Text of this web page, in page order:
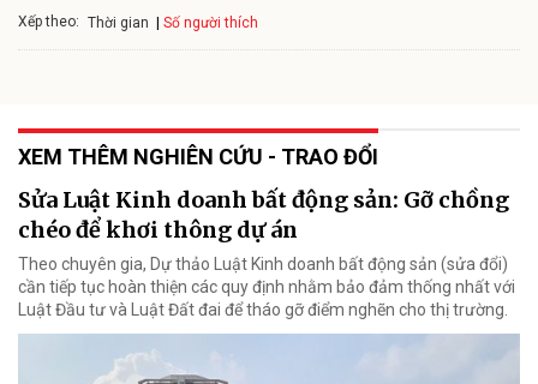
Xếp theo: Thời gian Số người thích
XEM THÊM NGHIÊN CỨU - TRAO ĐỔI
Sửa Luật Kinh doanh bất động sản: Gỡ chồng
chéo để khơi thông dự án
Theo chuyên gia, Dự thảo Luật Kinh doanh bất động sản (sửa đổi)
cần tiếp tục hoàn thiện các quy định nhằm bảo đảm thống nhất với
Luật Đầu tư và Luật Đất đai để tháo gỡ điểm nghẽn cho thị trường.